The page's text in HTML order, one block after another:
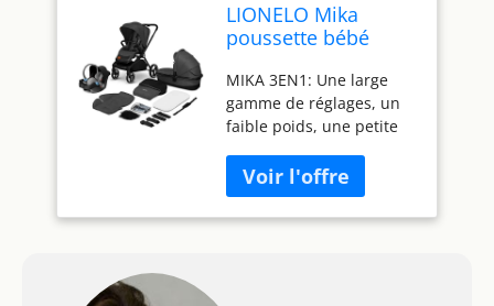
LIONELO Mika
poussette bébé
poussette
compacte, nacelle,
siège auto, porte-
bébé, moustiquaire,
un chauffe-pieds un
habillage de pluie
MIKA 3EN1: Une large
gamme de réglages, un
faible poids, une petite
riche ensemble
d'accessoires rendront
les promenades et les